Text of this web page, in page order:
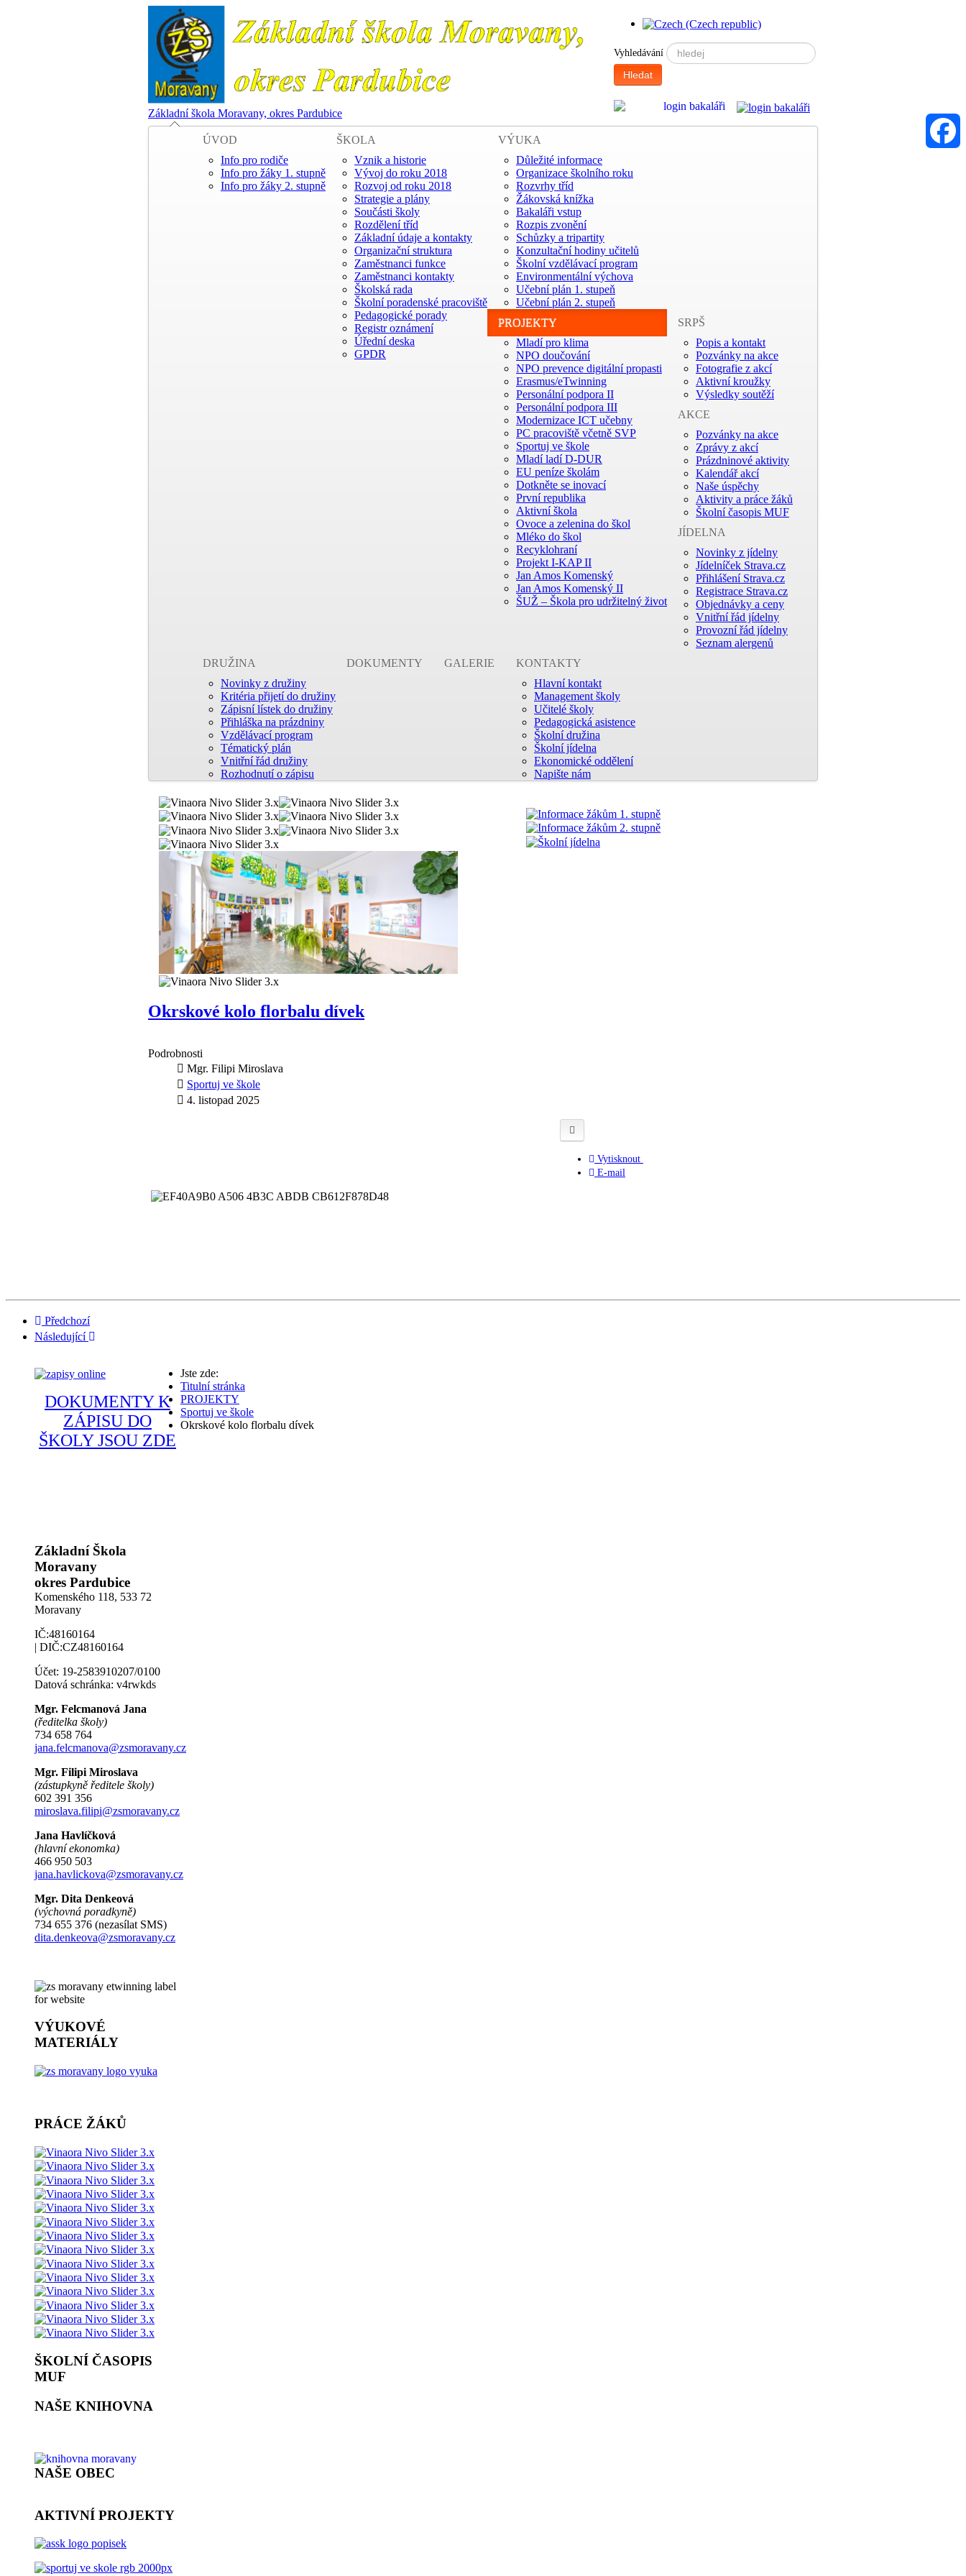
Základní škola Moravany, okres Pardubice
Vyhledávání
Hledat
ÚVOD
Info pro rodiče
Info pro žáky 1. stupně
Info pro žáky 2. stupně
ŠKOLA
Vznik a historie
Vývoj do roku 2018
Rozvoj od roku 2018
Strategie a plány
Součásti školy
Rozdělení tříd
Základní údaje a kontakty
Organizační struktura
Zaměstnanci funkce
Zaměstnanci kontakty
Školská rada
Školní poradenské pracoviště
Pedagogické porady
Registr oznámení
Úřední deska
GPDR
VÝUKA
Důležité informace
Organizace školního roku
Rozvrhy tříd
Žákovská knížka
Bakaláři vstup
Rozpis zvonění
Schůzky a tripartity
Konzultační hodiny učitelů
Školní vzdělávací program
Environmentální výchova
Učební plán 1. stupeň
Učební plán 2. stupeň
PROJEKTY
Mladí pro klima
NPO doučování
NPO prevence digitální propasti
Erasmus/eTwinning
Personální podpora II
Personální podpora III
Modernizace ICT učebny
PC pracoviště včetně SVP
Sportuj ve škole
Mladí ladí D-DUR
EU peníze školám
Dotkněte se inovací
První republika
Aktivní škola
Ovoce a zelenina do škol
Mléko do škol
Recyklohraní
Projekt I-KAP II
Jan Amos Komenský
Jan Amos Komenský II
ŠUŽ – Škola pro udržitelný život
SRPŠ
Popis a kontakt
Pozvánky na akce
Fotografie z akcí
Aktivní kroužky
Výsledky soutěží
AKCE
Pozvánky na akce
Zprávy z akcí
Prázdninové aktivity
Kalendář akcí
Naše úspěchy
Aktivity a práce žáků
Školní časopis MUF
JÍDELNA
Novinky z jídelny
Jídelníček Strava.cz
Přihlášení Strava.cz
Registrace Strava.cz
Objednávky a ceny
Vnitřní řád jídelny
Provozní řád jídelny
Seznam alergenů
DRUŽINA
Novinky z družiny
Kritéria přijetí do družiny
Zápisní lístek do družiny
Přihláška na prázdniny
Vzdělávací program
Tématický plán
Vnitřní řád družiny
Rozhodnutí o zápisu
DOKUMENTY GALERIE
KONTAKTY
Hlavní kontakt
Management školy
Učitelé školy
Pedagogická asistence
Školní družina
Školní jídelna
Ekonomické oddělení
Napište nám
Okrskové kolo florbalu dívek
Podrobnosti
Mgr. Filipi Miroslava
Sportuj ve škole
4. listopad 2025
Vytisknout
E-mail
Předchozí
Následující
DOKUMENTY K
ZÁPISU DO
ŠKOLY JSOU ZDE
Základní Škola
Moravany
okres Pardubice
Komenského 118, 533 72
Moravany
IČ:48160164
| DIČ:CZ48160164
Účet: 19-2583910207/0100
Datová schránka: v4rwkds
Mgr. Felcmanová Jana
(ředitelka školy)
734 658 764
jana.felcmanova@zsmoravany.cz
Mgr. Filipi Miroslava
(zástupkyně ředitele školy)
602 391 356
miroslava.filipi@zsmoravany.cz
Jana Havlíčková
(hlavní ekonomka)
466 950 503
jana.havlickova@zsmoravany.cz
Mgr. Dita Denkeová
(výchovná poradkyně)
734 655 376 (nezasílat SMS)
dita.denkeova@zsmoravany.cz
VÝUKOVÉ
MATERIÁLY
PRÁCE ŽÁKŮ
ŠKOLNÍ ČASOPIS
MUF
NAŠE KNIHOVNA
NAŠE OBEC
AKTIVNÍ PROJEKTY
Jste zde:
Titulní stránka
PROJEKTY
Sportuj ve škole
Okrskové kolo florbalu dívek